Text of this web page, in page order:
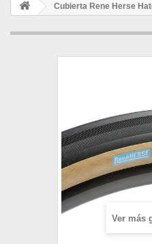
Cubierta Rene Herse
Ver más